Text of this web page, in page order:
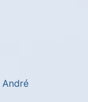
André